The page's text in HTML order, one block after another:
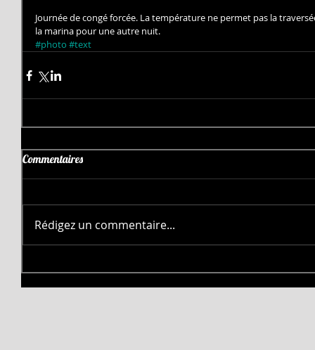
Journée de congé forcée. La température ne permet pas la
la marina pour une autre nuit.
#photo #text
Commentaires
Rédigez un commentaire...